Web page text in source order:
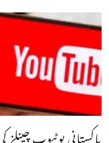
پاکستانی یوٹیوب